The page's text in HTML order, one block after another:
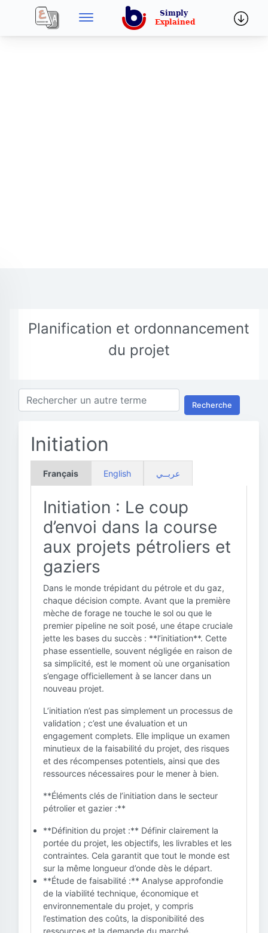
Planification et ordonnancement
du projet
Recherche
Initiation
Français English عربــي
Initiation : Le coup
d’envoi dans la course
aux projets pétroliers et
gaziers
Dans le monde trépidant du pétrole et du gaz,
chaque décision compte. Avant que la première
mèche de forage ne touche le sol ou que le
premier pipeline ne soit posé, une étape cruciale
jette les bases du succès : **l’initiation**. Cette
phase essentielle, souvent négligée en raison de
sa simplicité, est le moment où une organisation
s’engage officiellement à se lancer dans un
nouveau projet.
L’initiation n’est pas simplement un processus de
validation ; c’est une évaluation et un
engagement complets. Elle implique un examen
minutieux de la faisabilité du projet, des risques
et des récompenses potentiels, ainsi que des
ressources nécessaires pour le mener à bien.
**Éléments clés de l’initiation dans le secteur
pétrolier et gazier :**
**Définition du projet :** Définir clairement la
portée du projet, les objectifs, les livrables et les
contraintes. Cela garantit que tout le monde est
sur la même longueur d’onde dès le départ.
**Étude de faisabilité :** Analyse approfondie
de la viabilité technique, économique et
environnementale du projet, y compris
l’estimation des coûts, la disponibilité des
ressources et la demande du marché.